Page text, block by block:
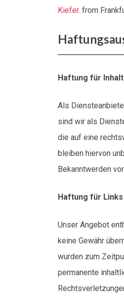
Kiefer. from
Haftung für
Als
sind wir als
die auf eine
bleiben hiervon
Bekanntwerden
Haftung für Links
Unser Angebot
keine Gewähr
wurden zum
permanente